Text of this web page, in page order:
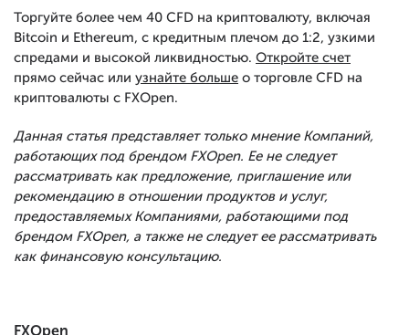
Торгуйте более чем 40 CFD на криптовалюту, включая
Bitcoin и Ethereum, с кредитным плечом до 1:2, узкими
спредами и высокой ликвидностью. Откройте счет
прямо сейчас или узнайте больше о торговле CFD на
криптовалюты с FXOpen.
Данная статья представляет только мнение Компаний,
работающих под брендом FXOpen. Ее не следует
рассматривать как предложение, приглашение или
рекомендацию в отношении продуктов и услуг,
предоставляемых Компаниями, работающими под
брендом FXOpen, а также не следует ее рассматривать
как финансовую консультацию.
FXOpen